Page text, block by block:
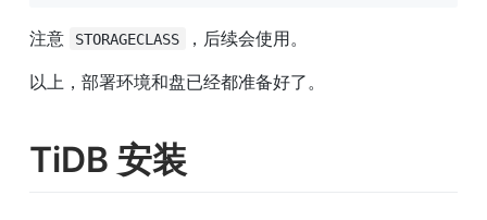
注意 STORAGECLASS
，后续会使用。
以上，部署环境和盘已经都准备好了。
TiDB 安装